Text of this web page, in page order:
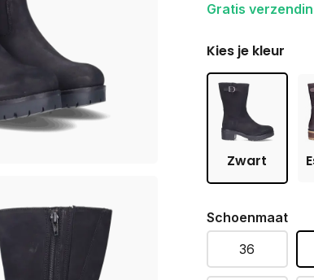
Gratis
Kies je kleur
Zwart
Schoenmaat
36